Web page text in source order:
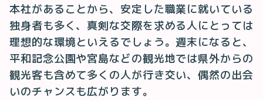
本社があることから、安定した職業に就いている
独身者も多く、真剣な交際を求める人にとっては
理想的な環境といえるでしょう。週末になると、
平和記念公園や宮島などの観光地では県外からの
観光客も含めて多くの人が行き交い、偶然の出会
いのチャンスも広がります。